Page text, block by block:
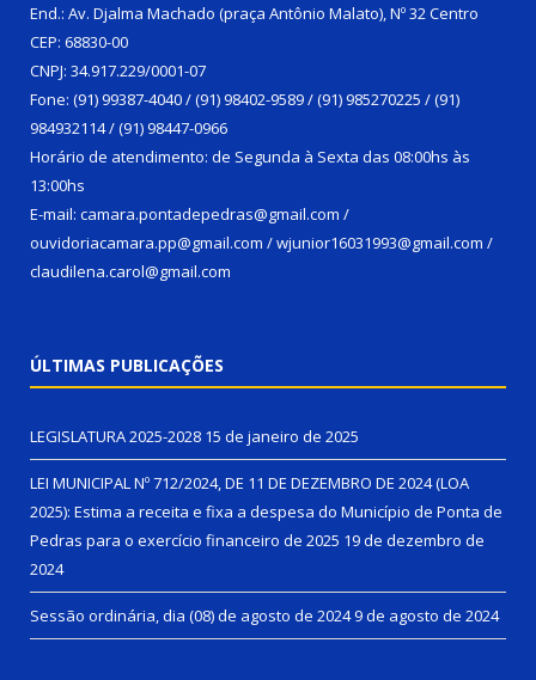
End.: Av. Djalma Machado (praça Antônio Malato), Nº 32 Centro
CEP: 68830-00
CNPJ: 34.917.229/0001-07
Fone: (91) 99387-4040 / (91) 98402-9589 / (91) 985270225 / (91)
984932114 / (91) 98447-0966
Horário de atendimento: de Segunda à Sexta das 08:00hs às
13:00hs
E-mail: camara.pontadepedras@gmail.com /
ouvidoriacamara.pp@gmail.com / wjunior16031993@gmail.com /
claudilena.carol@gmail.com
ÚLTIMAS PUBLICAÇÕES
LEGISLATURA 2025-2028 15 de janeiro de 2025
LEI MUNICIPAL Nº 712/2024, DE 11 DE DEZEMBRO DE 2024 (LOA
2025): Estima a receita e fixa a despesa do Município de Ponta de
Pedras para o exercício financeiro de 2025 19 de dezembro de
2024
Sessão ordinária, dia (08) de agosto de 20249 de agosto de 2024